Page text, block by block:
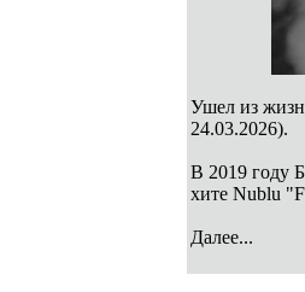
Ушел из
24.03.2026).
В 2019 году
хите Nublu
Далее...